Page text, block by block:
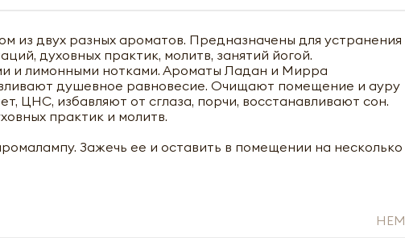
из двух разных ароматов. Предназначены для устранения
духовных практик, молитв, занятий йогой.
и лимонными нотками. Ароматы Ладан и Мирра
душевное равновесие. Очищают помещение и ауру
ЦНС, избавляют от сглаза, порчи, восстанавливают сон.
практик и молитв.
Зажечь ее и оставить в помещении на несколько
HEM